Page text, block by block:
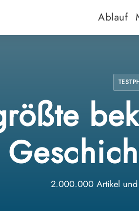
Ablauf
2.000.000 Artikel und